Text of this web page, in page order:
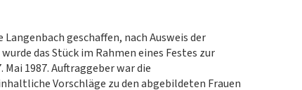
geschaffen, nach Ausweis der
das Stück im Rahmen eines Festes zur
1987. Auftraggeber war die
Vorschläge zu den abgebildeten Frauen